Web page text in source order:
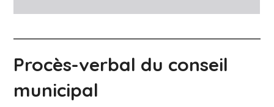
Procès-verbal du conseil
municipal